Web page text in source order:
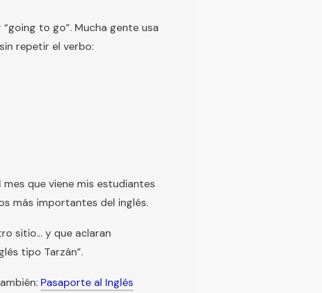
to go”. Mucha gente usa
repetir el verbo:
que viene mis estudiantes
más importantes del inglés.
sitio… y que aclaran
tipo Tarzán”.
Pasaporte al Inglés